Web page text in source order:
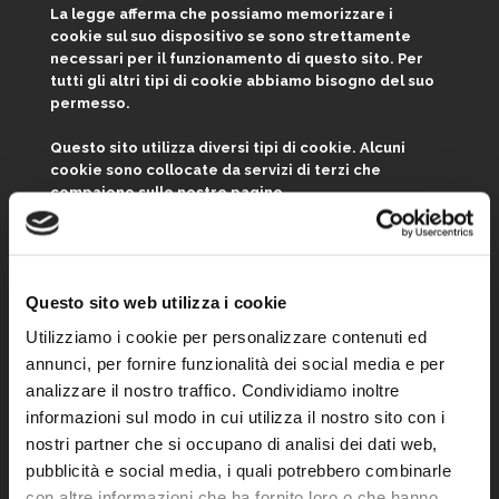
Questo sito web utilizza i cookie
Utilizziamo i cookie per personalizzare contenuti ed
annunci, per fornire funzionalità dei social media e per
analizzare il nostro traffico. Condividiamo inoltre
informazioni sul modo in cui utilizza il nostro sito con i
nostri partner che si occupano di analisi dei dati web,
pubblicità e social media, i quali potrebbero combinarle
La legge afferma che possiamo memorizzare i
cookie sul suo dispositivo se sono strettamente
necessari per il funzionamento di questo sito. Per
tutti gli altri tipi di cookie abbiamo bisogno del suo
permesso.
Questo sito utilizza diversi tipi di cookie. Alcuni
cookie sono collocate da servizi di terzi che
compaiono sulle nostre pagine.
In qualsiasi momento è possibile modificare o
come trattiamo i dati personali nella nostra
Informativa sulla privacy.
Il tuo consenso si applica ai seguenti siti web:
Il tuo stato attuale: Rifiuta.
Modifica consenso